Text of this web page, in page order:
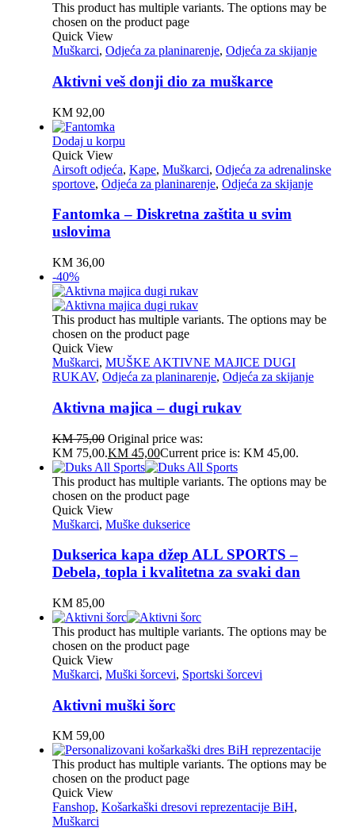
This product has multiple variants. The options may be
chosen on the product page
Quick View
Muškarci, Odjeća za planinarenje, Odjeća za skijanje
Aktivni veš donji dio za muškarce
KM92,00
Dodaj u korpu
Quick View
Airsoft odjeća, Kape, Muškarci, Odjeća za adrenalinske
sportove, Odjeća za planinarenje, Odjeća za skijanje
Fantomka – Diskretna zaštita u svim
uslovima
KM36,00
-40%
This product has multiple variants. The options may be
chosen on the product page
Quick View
Muškarci, MUŠKE AKTIVNE MAJICE DUGI
RUKAV, Odjeća za planinarenje, Odjeća za skijanje
Aktivna majica – dugi rukav
KM75,00 Original price was:
KM 75,00.KM45,00Current price is: KM 45,00.
This product has multiple variants. The options may be
chosen on the product page
Quick View
Muškarci, Muške dukserice
Dukserica kapa džep ALL SPORTS –
Debela, topla i kvalitetna za svaki dan
KM85,00
This product has multiple variants. The options may be
chosen on the product page
Quick View
Muškarci, Muški šorcevi, Sportski šorcevi
Aktivni muški šorc
KM59,00
This product has multiple variants. The options may be
chosen on the product page
Quick View
Fanshop, Košarkaški dresovi reprezentacije BiH,
Muškarci